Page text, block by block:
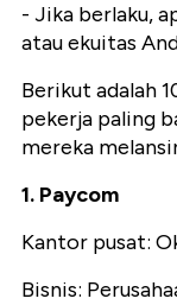
- Jika berlaku,
atau ekuitas
Berikut adalah
pekerja paling
mereka
1. Paycom
Kantor pusat:
Bisnis: